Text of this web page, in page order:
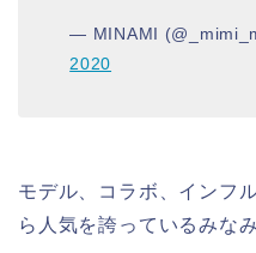
— MINAMI
2020
モデル、コラボ、インフ
ら人気を誇っているみな